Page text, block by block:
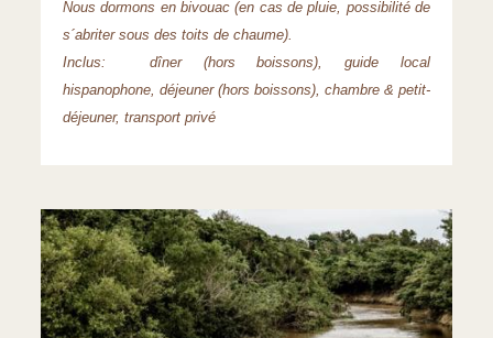
Nous dormons en bivouac (en cas de pluie, possibilité de
s´abriter sous des toits de chaume).
Inclus: dîner (hors boissons), guide local
hispanophone, déjeuner (hors boissons), chambre & petit-
déjeuner, transport privé